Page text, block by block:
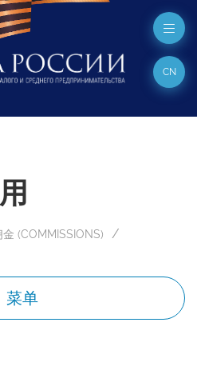
CN
金 (COMMISSIONS)
菜单